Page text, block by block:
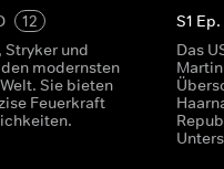
12
Stryker und
modernsten
Sie bieten
Feuerkraft
S1 Ep.
Das